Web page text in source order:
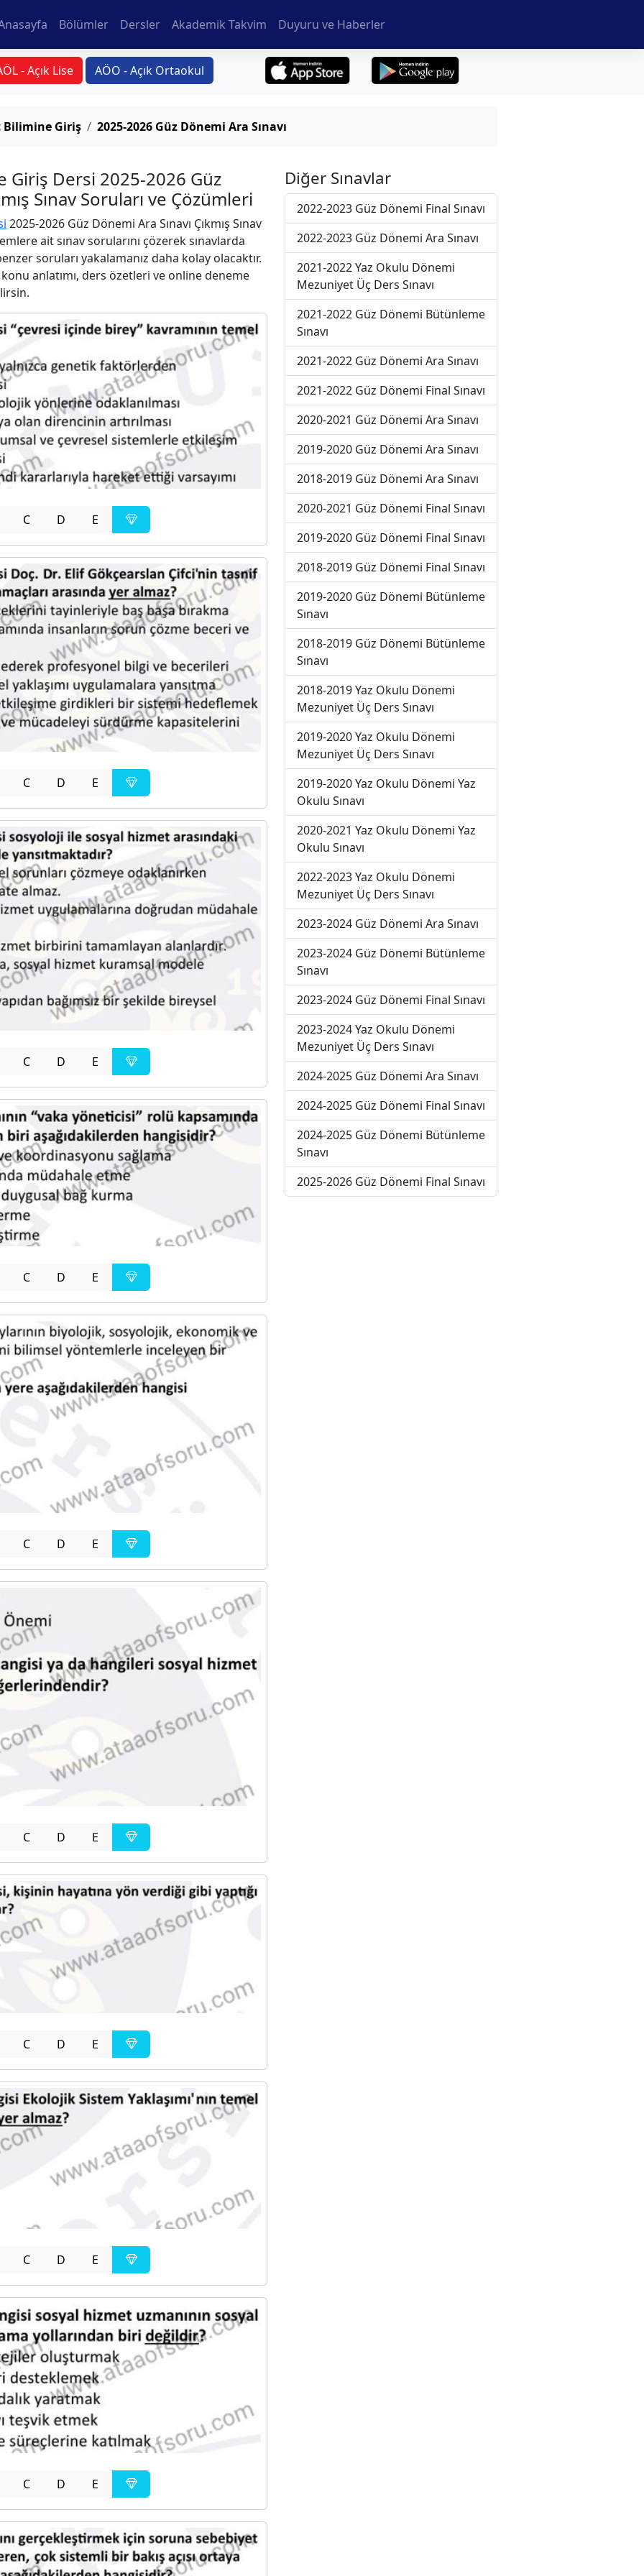
Bölümler Dersler Akademik Takvim Duyuru ve Haberler
- Açık Lise AÖO - Açık Ortaokul
Bilimine Giriş 2025-2026 Güz Dönemi Ara Sınavı
Giriş Dersi 2025-2026 Güz
Sınav Soruları ve Çözümleri
2025-2026 Güz Dönemi Ara Sınavı Çıkmış Sınav
ait sınav sorularını çözerek sınavlarda
soruları yakalamanız daha kolay olacaktır.
konu anlatımı, ders özetleri ve online deneme
C D E
C D E
C D E
C D E
C D E
C D E
C D E
C D E
C D E
Diğer Sınavlar
2022-2023 Güz Dönemi Final Sınavı
2022-2023 Güz Dönemi Ara Sınavı
2021-2022 Yaz Okulu Dönemi
Mezuniyet Üç Ders Sınavı
2021-2022 Güz Dönemi Bütünleme
Sınavı
2021-2022 Güz Dönemi Ara Sınavı
2021-2022 Güz Dönemi Final Sınavı
2020-2021 Güz Dönemi Ara Sınavı
2019-2020 Güz Dönemi Ara Sınavı
2018-2019 Güz Dönemi Ara Sınavı
2020-2021 Güz Dönemi Final Sınavı
2019-2020 Güz Dönemi Final Sınavı
2018-2019 Güz Dönemi Final Sınavı
2019-2020 Güz Dönemi Bütünleme
Sınavı
2018-2019 Güz Dönemi Bütünleme
Sınavı
2018-2019 Yaz Okulu Dönemi
Mezuniyet Üç Ders Sınavı
2019-2020 Yaz Okulu Dönemi
Mezuniyet Üç Ders Sınavı
2019-2020 Yaz Okulu Dönemi Yaz
Okulu Sınavı
2020-2021 Yaz Okulu Dönemi Yaz
Okulu Sınavı
2022-2023 Yaz Okulu Dönemi
Mezuniyet Üç Ders Sınavı
2023-2024 Güz Dönemi Ara Sınavı
2023-2024 Güz Dönemi Bütünleme
Sınavı
2023-2024 Güz Dönemi Final Sınavı
2023-2024 Yaz Okulu Dönemi
Mezuniyet Üç Ders Sınavı
2024-2025 Güz Dönemi Ara Sınavı
2024-2025 Güz Dönemi Final Sınavı
2024-2025 Güz Dönemi Bütünleme
Sınavı
2025-2026 Güz Dönemi Final Sınavı